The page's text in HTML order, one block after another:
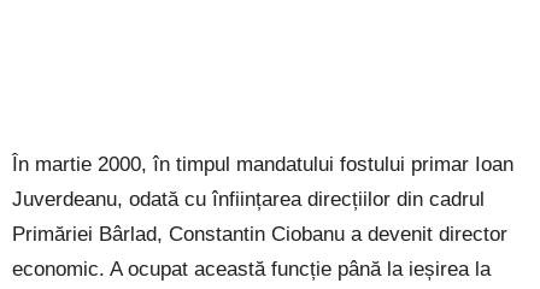
În martie 2000, în timpul mandatului fostului primar Ioan
Juverdeanu, odată cu înființarea direcțiilor din cadrul
Primăriei Bârlad, Constantin Ciobanu a devenit director
economic. A ocupat această funcție până la ieșirea la